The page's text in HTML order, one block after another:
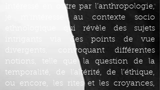
Intéressé en outre par l’anthropologie,
je m’intéresse au contexte socio
ethnologique qui révèle des sujets
intrigants via des points de vue
divergents, convoquant différentes
notions, telle que la question de la
temporalité, de l’altérité, de l’éthique,
ou encore, les rites et les croyances,